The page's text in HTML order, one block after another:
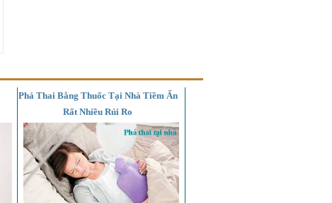
Phá Thai Bằng Thuốc Tại Nhà Tiềm Ẩn
Rất Nhiều Rủi Ro